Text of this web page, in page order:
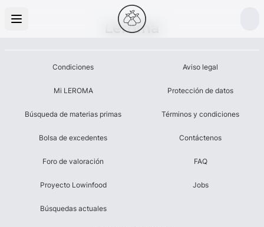
Leroma
Condiciones
Mi LEROMA
Búsqueda de materias primas
Bolsa de excedentes
Foro de valoración
Proyecto Lowinfood
Búsquedas actuales
Aviso legal
Protección de datos
Términos y condiciones
Contáctenos
FAQ
Jobs